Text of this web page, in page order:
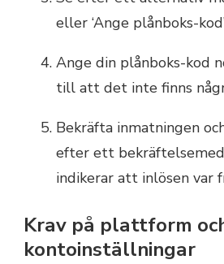
eller ‘Ange plånboks-
Ange din plånboks-kod
till att det inte finns
Bekräfta inmatningen
efter ett
indikerar att inlösen var
Krav på plattform
kontoinställningar